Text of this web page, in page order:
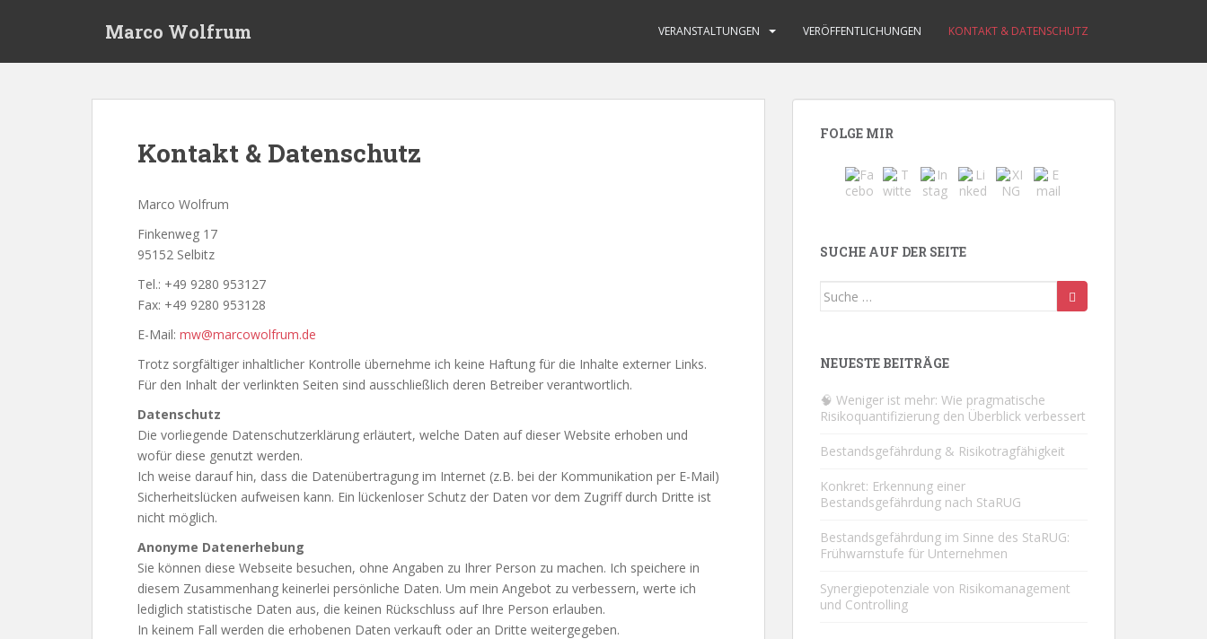
Marco Wolfrum VERANSTALTUNGEN VERÖFFENTLICHUNGEN KONTAKT & DATENSCHUTZ
Kontakt & Datenschutz
Marco Wolfrum
Finkenweg 17
95152 Selbitz
Tel.: +49 9280 953127
Fax: +49 9280 953128
E-Mail: mw@marcowolfrum.de
Trotz sorgfältiger inhaltlicher Kontrolle übernehme ich keine Haftung für die Inhalte externer Links.
Für den Inhalt der verlinkten Seiten sind ausschließlich deren Betreiber verantwortlich.
Datenschutz
Die vorliegende Datenschutzerklärung erläutert, welche Daten auf dieser Website erhoben und
wofür diese genutzt werden.
Ich weise darauf hin, dass die Datenübertragung im Internet (z.B. bei der Kommunikation per E-Mail)
Sicherheitslücken aufweisen kann. Ein lückenloser Schutz der Daten vor dem Zugriff durch Dritte ist
nicht möglich.
Anonyme Datenerhebung
Sie können diese Webseite besuchen, ohne Angaben zu Ihrer Person zu machen. Ich speichere in
diesem Zusammenhang keinerlei persönliche Daten. Um mein Angebot zu verbessern, werte ich
lediglich statistische Daten aus, die keinen Rückschluss auf Ihre Person erlauben.
In keinem Fall werden die erhobenen Daten verkauft oder an Dritte weitergegeben.
FOLGE MIR
SUCHE AUF DER SEITE
Suche
NEUESTE BEITRÄGE
🧠 Weniger ist mehr: Wie pragmatische
Risikoquantifizierung den Überblick verbessert
Bestandsgefährdung & Risikotragfähigkeit
Konkret: Erkennung einer
Bestandsgefährdung nach StaRUG
Bestandsgefährdung im Sinne des StaRUG:
Frühwarnstufe für Unternehmen
Synergiepotenziale von Risikomanagement
und Controlling